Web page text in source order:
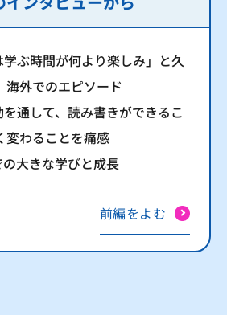
ぶ時間が何より楽しみ」と久
海外でのエピソード
通して、読み書きができるこ
変わることを痛感
大きな学びと成長
前編をよむ